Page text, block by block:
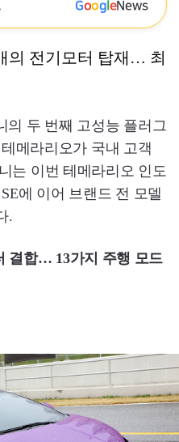
GoogleNews
의 전기모터 탑재… 최
의 두 번째 고성능 플러그
메라리오가 국내 고객
는 이번 테메라리오 인도
에 이어 브랜드 전 모델
.
결합… 13가지 주행 모드